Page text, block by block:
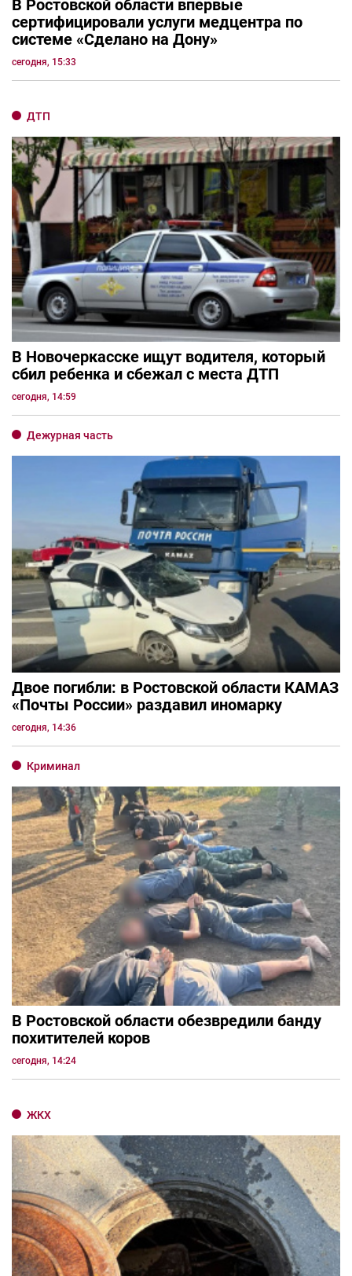
В Ростовской области впервые
сертифицировали услуги медцентра по
системе «Сделано на Дону»
сегодня, 15:33
ДТП
В Новочеркасске ищут водителя, который
сбил ребенка и сбежал с места ДТП
сегодня, 14:59
Дежурная часть
Двое погибли: в Ростовской области КАМАЗ
«Почты России» раздавил иномарку
сегодня, 14:36
Криминал
В Ростовской области обезвредили банду
похитителей коров
сегодня, 14:24
ЖКХ